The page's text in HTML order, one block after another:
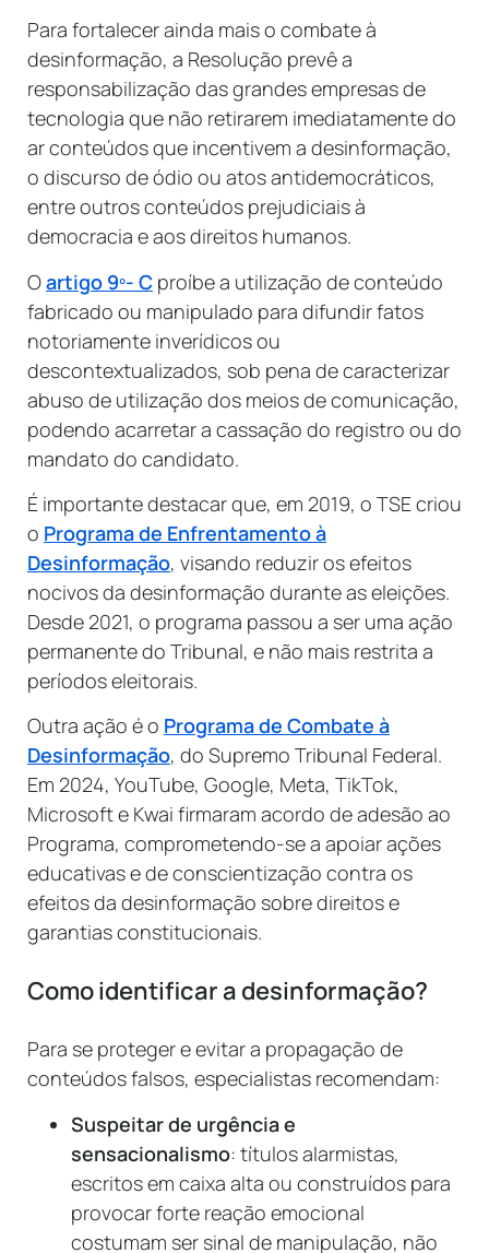
Para fortalecer ainda mais o combate à
desinformação, a Resolução prevê a
responsabilização das grandes empresas de
tecnologia que não retirarem imediatamente do
ar conteúdos que incentivem a desinformação,
o discurso de ódio ou atos antidemocráticos,
entre outros conteúdos prejudiciais à
democracia e aos direitos humanos.
Oartigo 9º- C proíbe a utilização de conteúdo
fabricado ou manipulado para difundir fatos
notoriamente inverídicos ou
descontextualizados, sob pena de caracterizar
abuso de utilização dos meios de comunicação,
podendo acarretar a cassação do registro ou do
mandato do candidato.
É importante destacar que, em 2019, o TSE criou
o Programa de Enfrentamento à
Desinformação, visando reduzir os efeitos
nocivos da desinformação durante as eleições.
Desde 2021, o programa passou a ser uma ação
permanente do Tribunal, e não mais restrita a
períodos eleitorais.
Outra ação é o Programa de Combate à
Desinformação, do Supremo Tribunal Federal.
Em 2024, YouTube, Google, Meta, TikTok,
Microsoft e Kwai firmaram acordo de adesão ao
Programa, comprometendo-se a apoiar ações
educativas e de conscientização contra os
efeitos da desinformação sobre direitos e
garantias constitucionais.
Como identificar a desinformação?
Para se proteger e evitar a propagação de
conteúdos falsos, especialistas recomendam:
Suspeitar de urgência e
sensacionalismo: títulos alarmistas,
escritos em caixa alta ou construídos para
provocar forte reação emocional
costumam ser sinal de manipulação, não